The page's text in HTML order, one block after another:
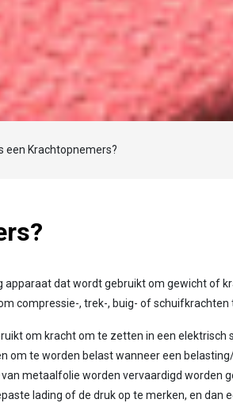
Laden...
een Krachtopnemers?
apparaat dat wordt gebruikt om gewicht of
compressie-, trek-, buig- of schuifkrachten
om kracht om te zetten in een elektrisch
om te worden belast wanneer een
metaalfolie worden vervaardigd worden
lading of de druk op te merken, en dan